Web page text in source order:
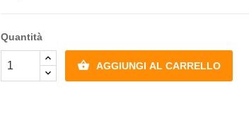
Quantità
 AGGIUNGI AL CARRELLO